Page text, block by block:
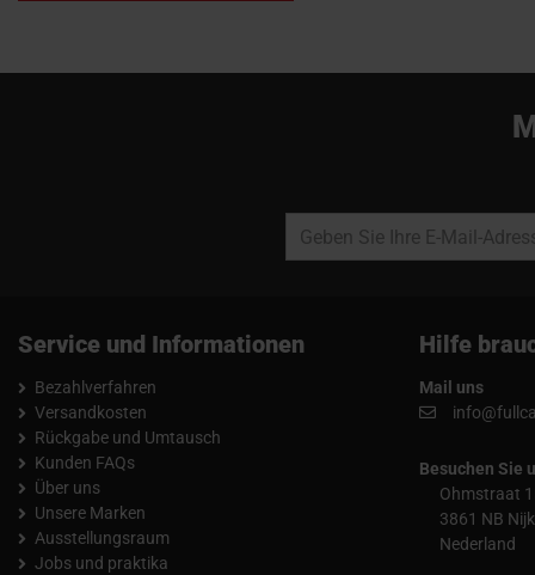
Hilfe
Mail uns
Besuchen Sie
Ohmstraat
3861 NB
Nederland
Service und Informationen
Bezahlverfahren
Versandkosten
Rückgabe und Umtausch
Kunden FAQs
Über uns
Unsere Marken
Ausstellungsraum
Jobs und praktika